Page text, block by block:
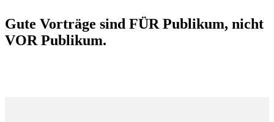
Gute Vorträge sind FÜR Publikum, nicht
VOR Publikum.